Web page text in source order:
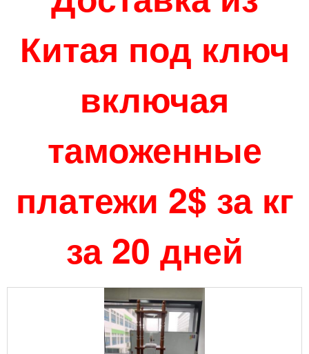
Китая под ключ
включая
таможенные
платежи 2$ за кг
за 20 дней